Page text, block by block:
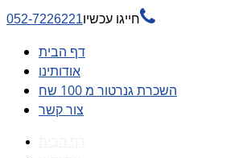
חייגו עכשיו052-7226221 
דף הבית
אודותינו
השכרת גנרטור מ 100 שח
צור קשר